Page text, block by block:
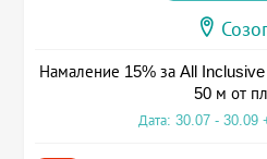
Намаление 15% за All
50 м от
Дата: 30.07 - 30.09